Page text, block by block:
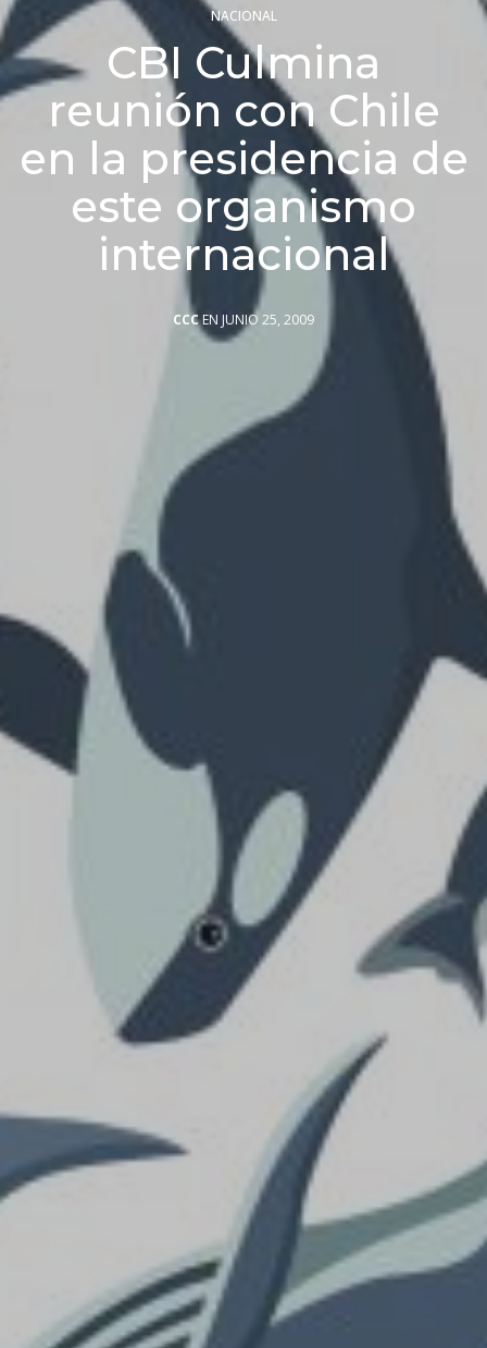
NACIONAL
CBI Culmina
reunión con Chile
en la presidencia de
este organismo
internacional
CCCEN JUNIO 25, 2009